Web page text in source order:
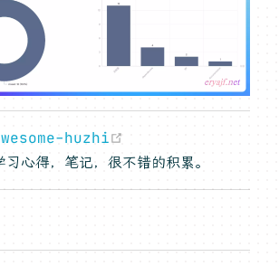
huzhi
心得，笔记，很不错的积累。